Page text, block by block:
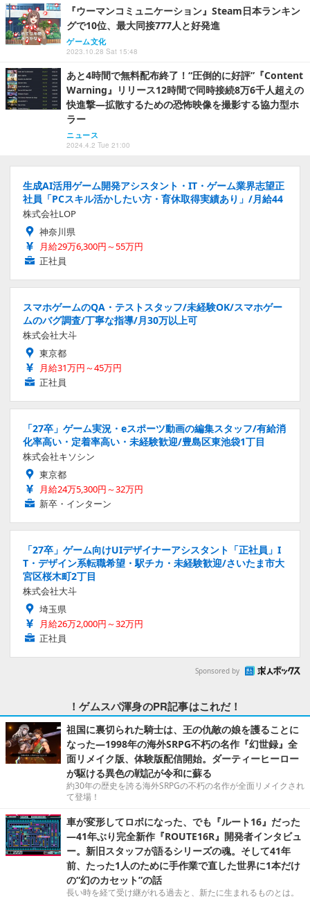
『ウーマンコミュニケーション』Steam日本ランキン
グで10位、最大同接777人と好発進
ゲーム文化
2023.10.28 Sat 15:48
あと4時間で無料配布終了！“圧倒的に好評”『Content
Warning』リリース12時間で同時接続8万6千人超えの
快進撃―拡散するための恐怖映像を撮影する協力型ホ
ラー
ニュース
2024.4.2 Tue 21:00
生成AI活用ゲーム開発アシスタント・IT・ゲーム業界志望正
社員「PCスキル活かしたい方・育休取得実績あり」/月給44
株式会社LOP
神奈川県
月給29万6,300円～55万円
正社員
スマホゲームのQA・テストスタッフ/未経験OK/スマホゲー
ムのバグ調査/丁寧な指導/月30万以上可
株式会社大斗
東京都
月給31万円～45万円
正社員
「27卒」ゲーム実況・eスポーツ動画の編集スタッフ/有給消
化率高い・定着率高い・未経験歓迎/豊島区東池袋1丁目
株式会社キソシン
東京都
月給24万5,300円～32万円
新卒・インターン
「27卒」ゲーム向けUIデザイナーアシスタント「正社員」I
T・デザイン系転職希望・駅チカ・未経験歓迎/さいたま市大
宮区桜木町2丁目
株式会社大斗
埼玉県
月給26万2,000円～32万円
正社員
Sponsored by
！ゲムスパ渾身のPR記事はこれだ！
祖国に裏切られた騎士は、王の仇敵の娘を護ることに
なった―1998年の海外SRPG不朽の名作『幻世録』全
面リメイク版、体験版配信開始。ダーティーヒーロー
が駆ける異色の戦記が令和に蘇る
約30年の歴史を誇る海外SRPGの不朽の名作が全面リメイクされ
て登場！
車が変形してロボになった、でも『ルート16』だった
―41年ぶり完全新作『ROUTE16R』開発者インタビュ
ー。新旧スタッフが語るシリーズの魂。そして41年
前、たった1人のために手作業で直した世界に1本だけ
の“幻のカセット”の話
長い時を経て受け継がれる過去と、新たに生まれるものとは。